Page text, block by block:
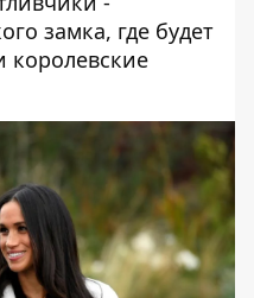
замка, где будет
королевские